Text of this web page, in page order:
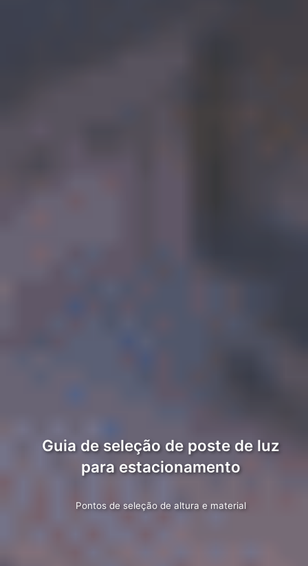
Guia de seleção de poste de luz
para estacionamento
Pontos de seleção de altura e material